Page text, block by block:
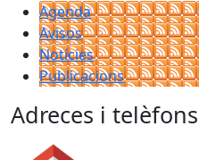
Agenda
Avisos
Notícies
Publicacions
Adreces i telèfons